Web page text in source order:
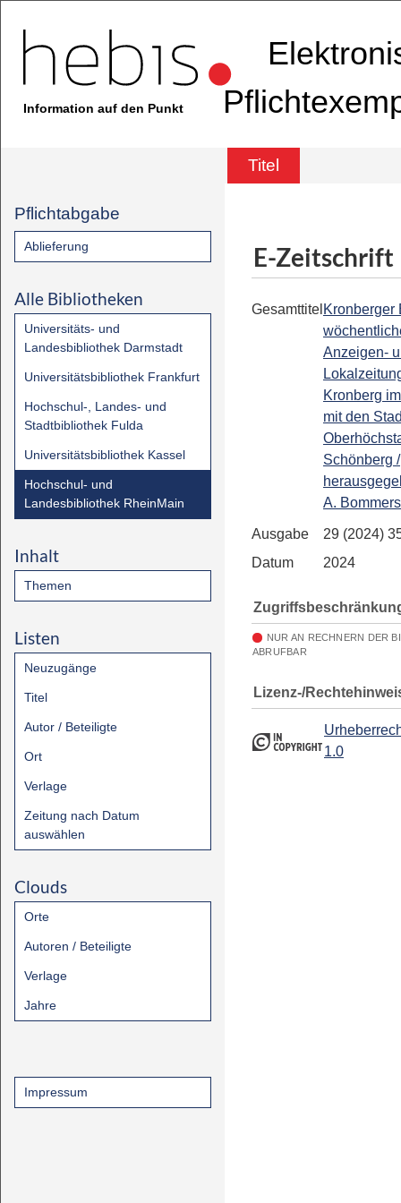
Information auf den Punkt
Titel
Pflichtabgabe
Ablieferung
Alle Bibliotheken
Universitäts- und
Landesbibliothek Darmstadt
Universitätsbibliothek Frankfurt
Hochschul-, Landes- und
Stadtbibliothek Fulda
Universitätsbibliothek Kassel
Hochschul- und
Landesbibliothek RheinMain
Inhalt
Themen
Listen
Neuzugänge
Titel
Autor / Beteiligte
Ort
Verlage
Zeitung nach Datum
auswählen
Clouds
Orte
Autoren / Beteiligte
Verlage
Jahre
Impressum
E-Zeitschrift
Gesamttitel Kronberger
Anzeigen-
Kronberg
mit den
Schönberg /
A.
Ausgabe
29 (2024)
Datum
2024
NUR AN RECHNERN DER
ABRUFBAR
Lizenz-/
1.0